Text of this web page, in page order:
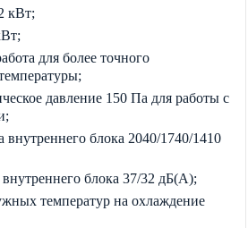
кВт;
для более точного
давление 150 Па для работы с
внутреннего блока 2040/1740/1410
блока 37/32 дБ(А);
температур на охлаждение